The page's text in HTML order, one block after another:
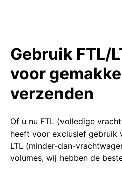
Gebruik FTL/
voor
verzenden
Of u nu FTL (volledige
heeft voor exclusief gebruik
LTL (minder-dan-
volumes, wij hebben de